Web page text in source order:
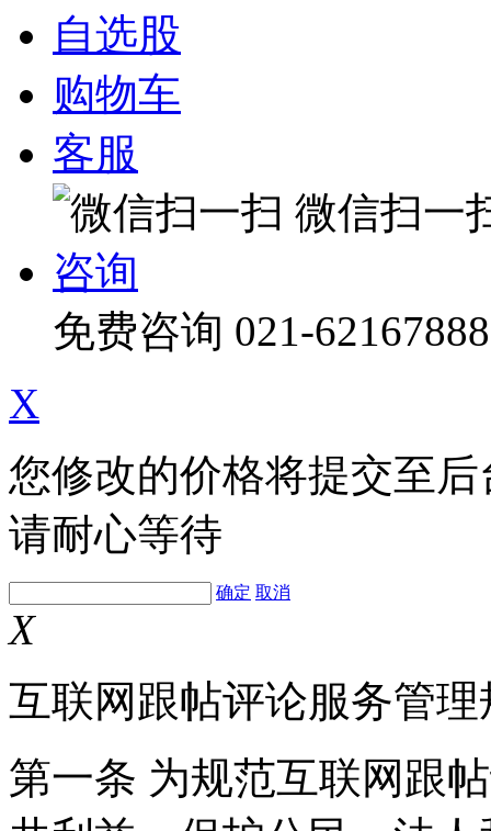
自选股
购物车
客服
微信扫一
咨询
免费咨询 021-62167888
X
您修改的价格将提交至
请耐心等待
确定 取消
X
互联网跟帖评论服务管理
第一条 为规范互联网跟